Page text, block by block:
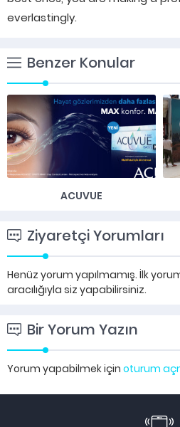
everlastingly.
Benzer Konular
ACUVUE
Ziyaretçi Yorumları
Henüz yorum yapılmamış. İlk
aracılığıyla siz yapabilirsiniz.
Bir Yorum Yazın
Yorum yapabilmek için oturum